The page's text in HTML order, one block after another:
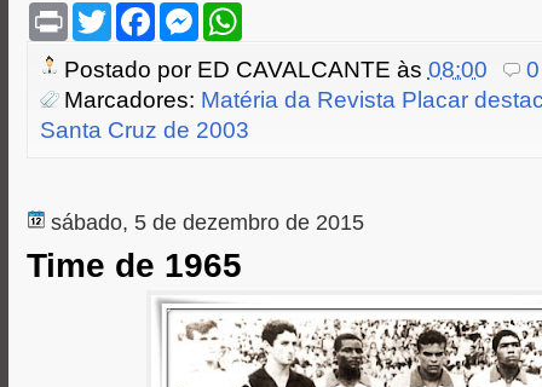
P
n
t
T
w
t
e
r
F
e
o
o
M
s
e
n
g
W
t
s
A
p
Postado por ED CAVALCANTE às 08:00
Marcadores: Matéria da Revista Placar
Santa Cruz de 2003
sábado, 5 de dezembro de 2015
Time de 1965